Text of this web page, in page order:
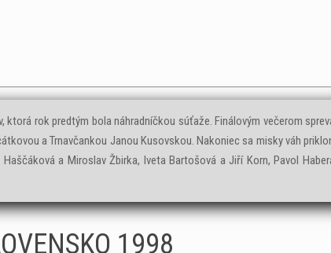
rok predtým bola náhradníčkou súťaže. Finálovým večerom
a Trnavčankou Janou Kusovskou. Nakoniec sa misky váh
a Miroslav Žbirka, Iveta Bartošová a Jiří Korn, Pavol
1998